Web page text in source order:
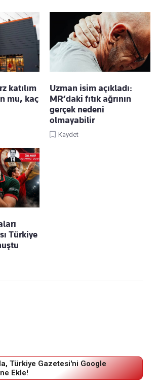
katılım
mu, kaç
Uzman isim açıkladı:
MR’daki fıtık ağrının
gerçek nedeni
olmayabilir
Kaydet
Türkiye
Türkiye Gazetesi'ni Google
Ekle!